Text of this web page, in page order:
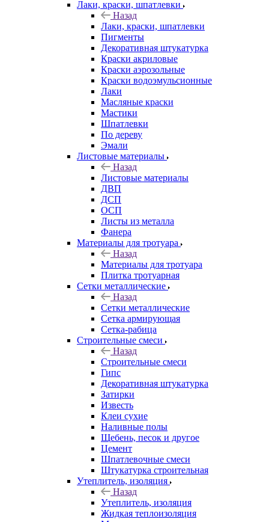
Лаки, краски, шпатлевки
Назад
Лаки, краски, шпатлевки
Пигменты
Декоративная штукатурка
Краски акриловые
Краски аэрозольные
Краски водоэмульсионные
Лаки
Масляные краски
Мастики
Шпатлевки
По дереву
Эмали
Листовые материалы
Назад
Листовые материалы
ДВП
ДСП
ОСП
Листы из металла
Фанера
Материалы для тротуара
Назад
Материалы для тротуара
Плитка тротуарная
Сетки металлические
Назад
Сетки металлические
Сетка армирующая
Сетка-рабица
Строительные смеси
Назад
Строительные смеси
Гипс
Декоративная штукатурка
Затирки
Известь
Клеи сухие
Наливные полы
Щебень, песок и другое
Цемент
Шпатлевочные смеси
Штукатурка строительная
Утеплитель, изоляция
Назад
Утеплитель, изоляция
Жидкая теплоизоляция